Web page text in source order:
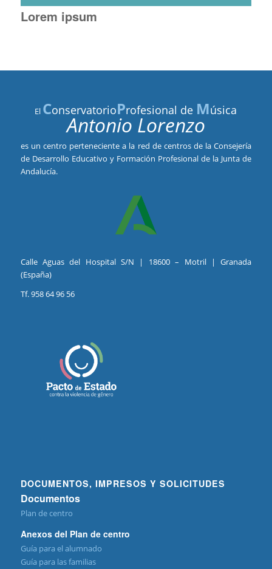
Lorem ipsum
El ConservatorioProfesional de Música
Antonio Lorenzo
es un centro perteneciente a la red de centros de la Consejería
de Desarrollo Educativo y Formación Profesional de la Junta de
Andalucía.
Calle Aguas del Hospital S/N | 18600 – Motril | Granada
(España)
Tf. 958 64 96 56
DOCUMENTOS, IMPRESOS Y SOLICITUDES
Documentos
Plan de centro
Anexos del Plan de centro
Guía para el alumnado
Guía para las familias